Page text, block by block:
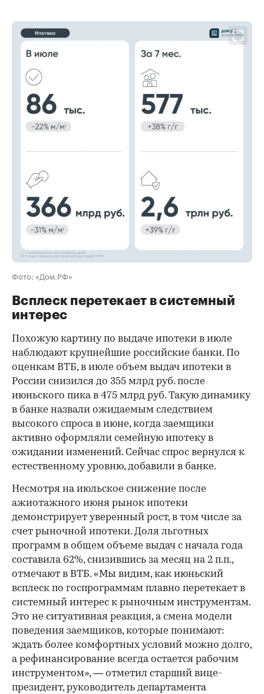
Фото: «Дом.РФ»
Всплеск перетекает в системный
интерес
Похожую картину по выдаче ипотеки в июле
наблюдают крупнейшие российские банки. По
оценкам ВТБ, в июле объем выдач ипотеки в
России снизился до 355 млрд руб. после
июньского пика в 475 млрд руб. Такую динамику
в банке назвали ожидаемым следствием
высокого спроса в июне, когда заемщики
активно оформляли семейную ипотеку в
ожидании изменений. Сейчас спрос вернулся к
естественному уровню, добавили в банке.
Несмотря на июльское снижение после
ажиотажного июня рынок ипотеки
демонстрирует уверенный рост, в том числе за
счет рыночной ипотеки. Доля льготных
программ в общем объеме выдач с начала года
составила 62%, снизившись за месяц на 2 п.п.,
отмечают в ВТБ. «Мы видим, как июньский
всплеск по госпрограммам плавно перетекает в
системный интерес к рыночным инструментам.
Это не ситуативная реакция, а смена модели
поведения заемщиков, которые понимают:
ждать более комфортных условий можно долго,
а рефинансирование всегда остается рабочим
инструментом», — отметил старший вице-
президент, руководитель департамента